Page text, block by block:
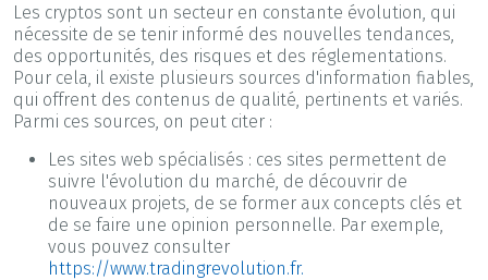
Les cryptos sont un secteur en constante évolution, qui
nécessite de se tenir informé des nouvelles tendances,
des opportunités, des risques et des réglementations.
Pour cela, il existe plusieurs sources d'information fiables,
qui offrent des contenus de qualité, pertinents et variés.
Parmi ces sources, on peut citer :
Les sites web spécialisés : ces sites permettent de
suivre l'évolution du marché, de découvrir de
nouveaux projets, de se former aux concepts clés et
de se faire une opinion personnelle. Par exemple,
vous pouvez consulter
https://www.tradingrevolution.fr.